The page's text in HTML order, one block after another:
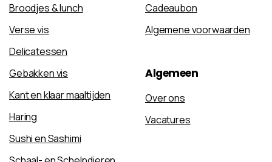
Broodjes & lunch
Verse vis
Delicatessen
Gebakken vis
Kant en klaar maaltijden
Haring
Sushi en Sashimi
Cadeaubon
Algemene voorwaarden
Algemeen
Over ons
Vacatures